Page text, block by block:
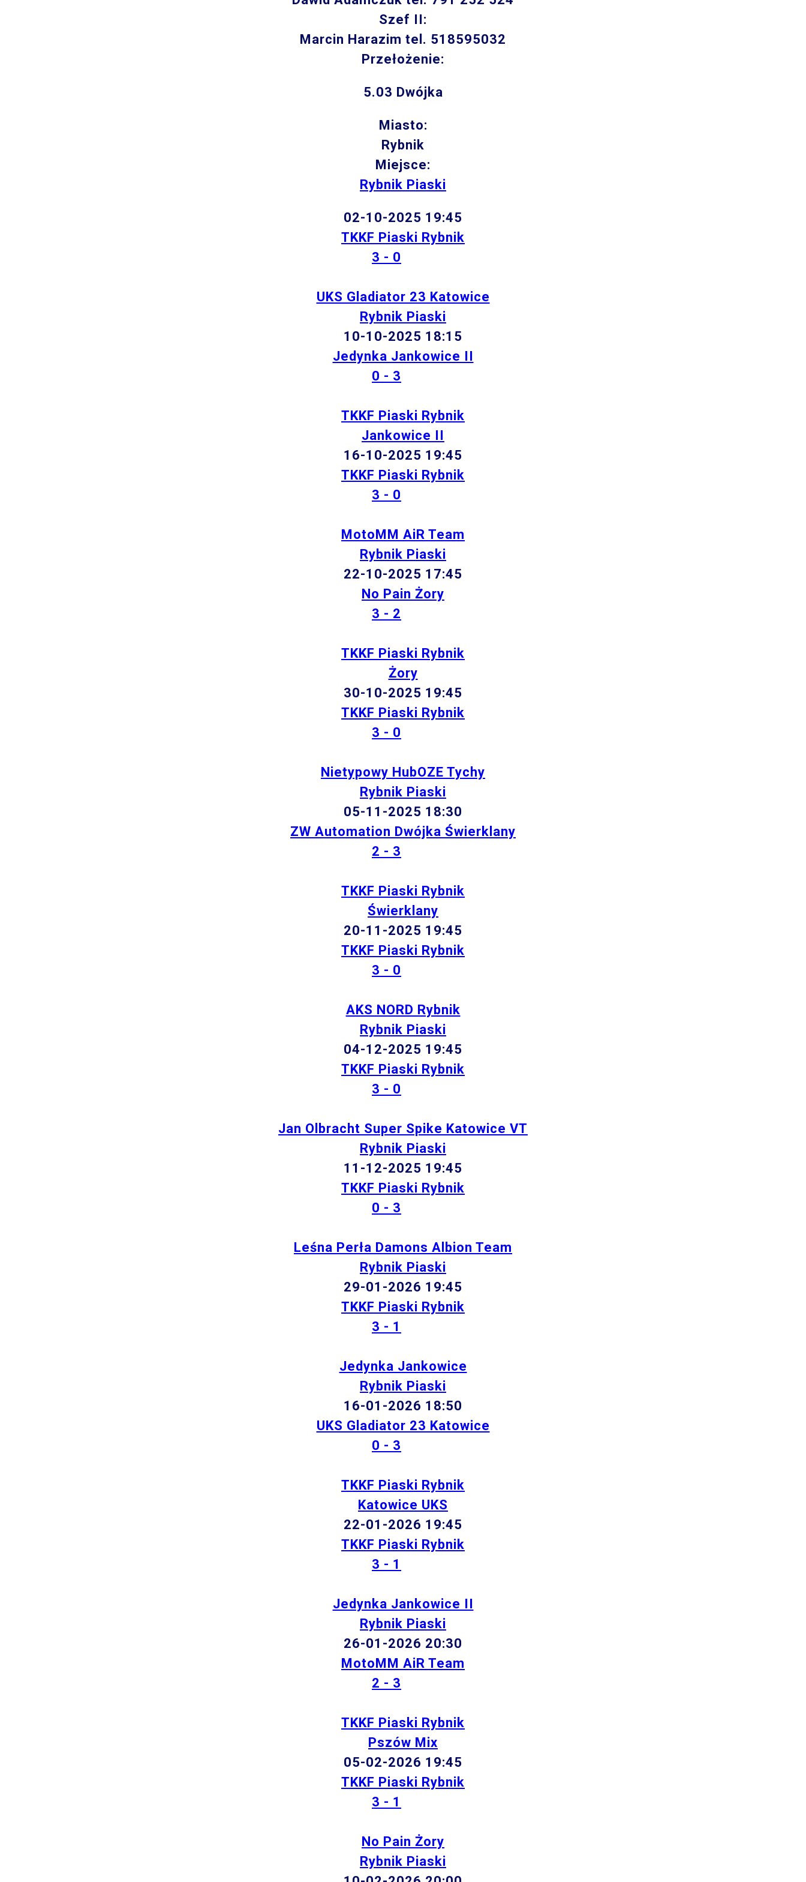
Szef II:
Marcin Harazim tel. 518595032
Przełożenie:
5.03 Dwójka
Miasto:
Rybnik
Miejsce:
Rybnik Piaski
02-10-2025 19:45
TKKF Piaski Rybnik
3 - 0
UKS Gladiator 23 Katowice
Rybnik Piaski
10-10-2025 18:15
Jedynka Jankowice II
0 - 3
TKKF Piaski Rybnik
Jankowice II
16-10-2025 19:45
TKKF Piaski Rybnik
3 - 0
MotoMM AiR Team
Rybnik Piaski
22-10-2025 17:45
No Pain Żory
3 - 2
TKKF Piaski Rybnik
Żory
30-10-2025 19:45
TKKF Piaski Rybnik
3 - 0
Nietypowy HubOZE Tychy
Rybnik Piaski
05-11-2025 18:30
ZW Automation Dwójka Świerklany
2 - 3
TKKF Piaski Rybnik
Świerklany
20-11-2025 19:45
TKKF Piaski Rybnik
3 - 0
AKS NORD Rybnik
Rybnik Piaski
04-12-2025 19:45
TKKF Piaski Rybnik
3 - 0
Jan Olbracht Super Spike Katowice VT
Rybnik Piaski
11-12-2025 19:45
TKKF Piaski Rybnik
0 - 3
Leśna Perła Damons Albion Team
Rybnik Piaski
29-01-2026 19:45
TKKF Piaski Rybnik
3 - 1
Jedynka Jankowice
Rybnik Piaski
16-01-2026 18:50
UKS Gladiator 23 Katowice
0 - 3
TKKF Piaski Rybnik
Katowice UKS
22-01-2026 19:45
TKKF Piaski Rybnik
3 - 1
Jedynka Jankowice II
Rybnik Piaski
26-01-2026 20:30
MotoMM AiR Team
2 - 3
TKKF Piaski Rybnik
Pszów Mix
05-02-2026 19:45
TKKF Piaski Rybnik
3 - 1
No Pain Żory
Rybnik Piaski